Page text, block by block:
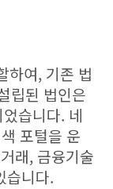
하여, 기존 법
립된 법인은
습니다. 네
포털을 운
래, 금융기술
습니다.